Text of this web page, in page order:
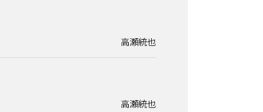
高瀬統也
高瀬統也